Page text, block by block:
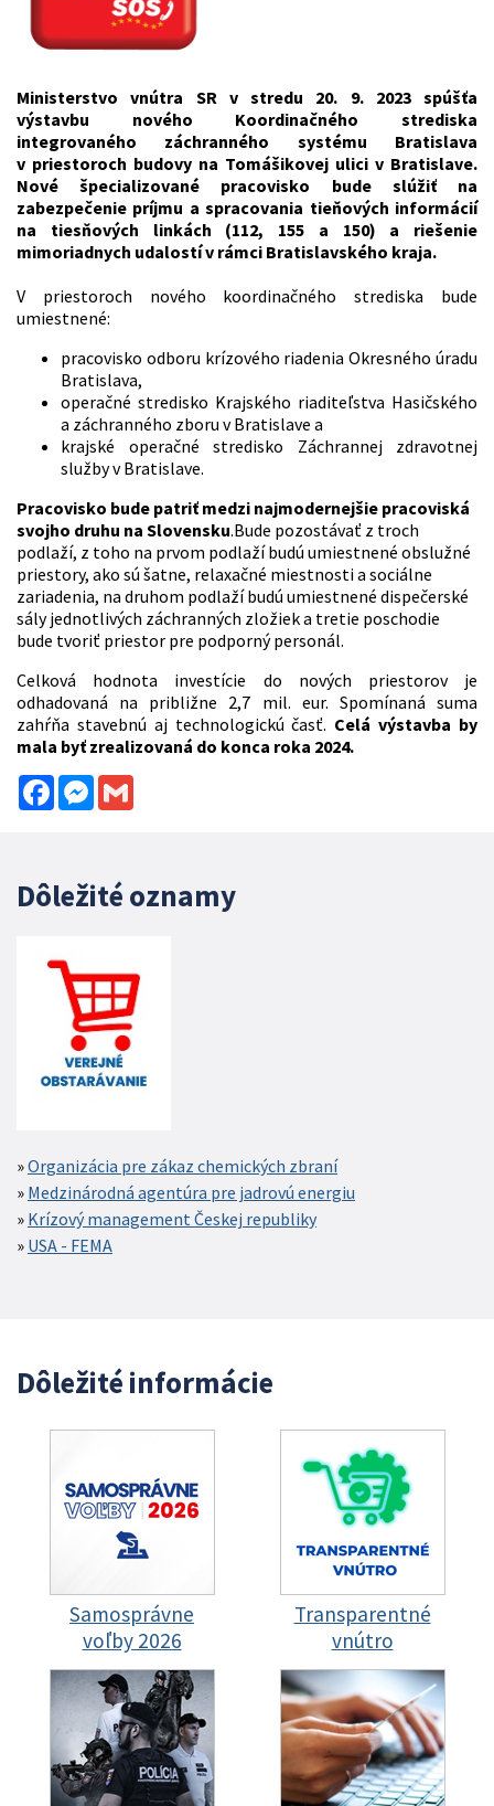
Ministerstvo vnútra SR v stredu 20. 9. 2023 spúšťa
výstavbu nového Koordinačného strediska
integrovaného záchranného systému Bratislava
v priestoroch budovy na Tomášikovej ulici v Bratislave.
Nové špecializované pracovisko bude slúžiť na
zabezpečenie príjmu a spracovania tieňových informácií
na tiesňových linkách (112, 155 a 150) a riešenie
mimoriadnych udalostí v rámci Bratislavského kraja.
V priestoroch nového koordinačného strediska bude
umiestnené:
pracovisko odboru krízového riadenia Okresného úradu
Bratislava,
operačné stredisko Krajského riaditeľstva Hasičského
a záchranného zboru v Bratislave a
krajské operačné stredisko Záchrannej zdravotnej
služby v Bratislave.
Pracovisko bude patriť medzi najmodernejšie pracoviská
svojho druhu na Slovensku.Bude pozostávať z troch
podlaží, z toho na prvom podlaží budú umiestnené obslužné
priestory, ako sú šatne, relaxačné miestnosti a sociálne
zariadenia, na druhom podlaží budú umiestnené dispečerské
sály jednotlivých záchranných zložiek a tretie poschodie
bude tvoriť priestor pre podporný personál.
Celková hodnota investície do nových priestorov je
odhadovaná na približne 2,7 mil. eur. Spomínaná suma
zahŕňa stavebnú aj technologickú časť. Celá výstavba by
mala byť zrealizovaná do konca roka 2024.
FacebookMessenger
Dôležité oznamy
Organizácia pre zákaz chemických zbraní
Medzinárodná agentúra pre jadrovú energiu
Krízový management Českej republiky
USA - FEMA
Dôležité informácie
Samosprávne
voľby 2026
Transparentné
vnútro